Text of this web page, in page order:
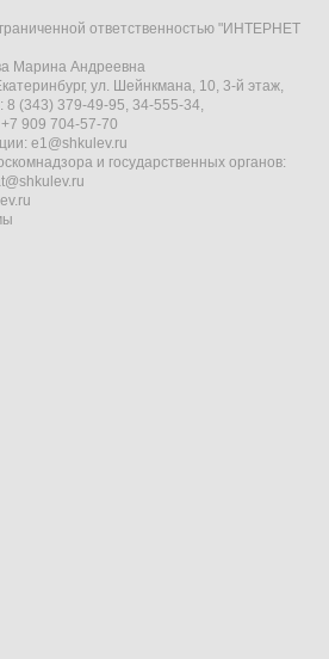
ответственностью "ИНТЕРНЕТ
Марина Андреевна
ул. Шейнкмана, 10, 3-й этаж,
8 (343) 379-49-95, 34-555-34,
909 704-57-70
e1@shkulev.ru
и государственных органов: